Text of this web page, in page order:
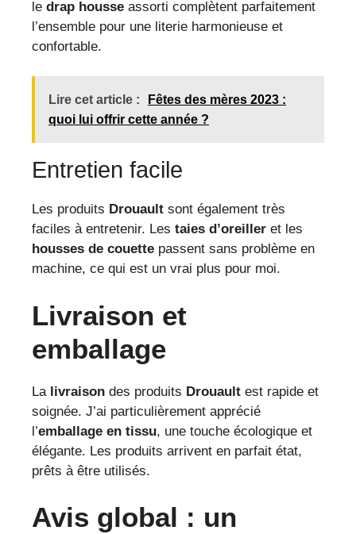
le drap housse assorti complètent parfaitement
l’ensemble pour une literie harmonieuse et
confortable.
Lire cet article :
Fêtes des mères 2023 :
quoi lui offrir cette année ?
Entretien facile
Les produits Drouault sont également très
faciles à entretenir. Les taies d’oreiller et les
housses de couette passent sans problème en
machine, ce qui est un vrai plus pour moi.
Livraison et
emballage
La livraison des produits Drouault est rapide et
soignée. J’ai particulièrement apprécié
l’emballage en tissu, une touche écologique et
élégante. Les produits arrivent en parfait état,
prêts à être utilisés.
Avis global : un